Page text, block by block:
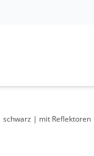
| mit